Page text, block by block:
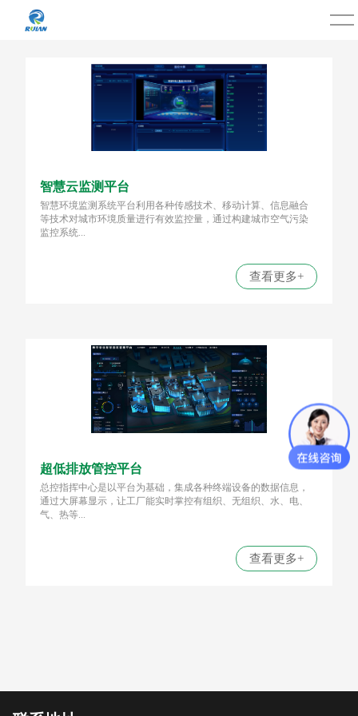
智慧云监测平台
智慧环境监测系统平台利用各种传感技术、移动计算、信息融合
等技术对城市环境质量进行有效监控量，通过构建城市空气污染
监控系统...
查看更多+
超低排放管控平台
总控指挥中心是以平台为基础，集成各种终端设备的数据信息，
通过大屏幕显示，让工厂能实时掌控有组织、无组织、水、电、
气、热等...
查看更多+